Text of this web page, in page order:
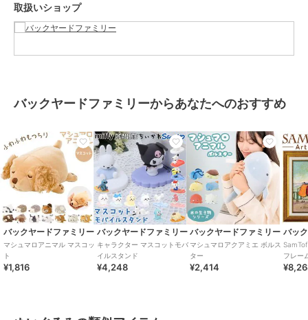
貨 ／
230-71.エイ、58205-12.アザラシ、
カ、58205-72.サメ、88302-51.カ
メ、カニ、ダンゴウオ、カエル、
ペンギン、98206-26.メンダコ、98
206-31.セイウチ、98206-40.タツノ
オトシゴ、98206-60.ハコフグ、98
206-73シャチ、オオサンショウウ
オ、エビ、金魚、デメキン
サイズ マスコット
[側地]ポリエステル95%、ポリウ
レタン5%<br>[中材]ポリエステル
取扱いショップ
バックヤードファミリーからあなたへのおすすめ
バックヤードファミリー
マシュマロアニマル マスコッ
ト
¥1,816
バックヤードファミリー
キャラクター マスコットモバ
イルスタンド
¥4,248
バックヤードファミリー
マシュマロアクアミエ ボルス
ター
¥2,414
バッ
フレー